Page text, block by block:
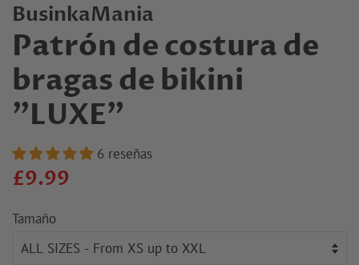
BusinkaMania
Patrón de costura de
bragas de bikini
"LUXE"
6 reseñas
Precio
£9.99
Tamaño